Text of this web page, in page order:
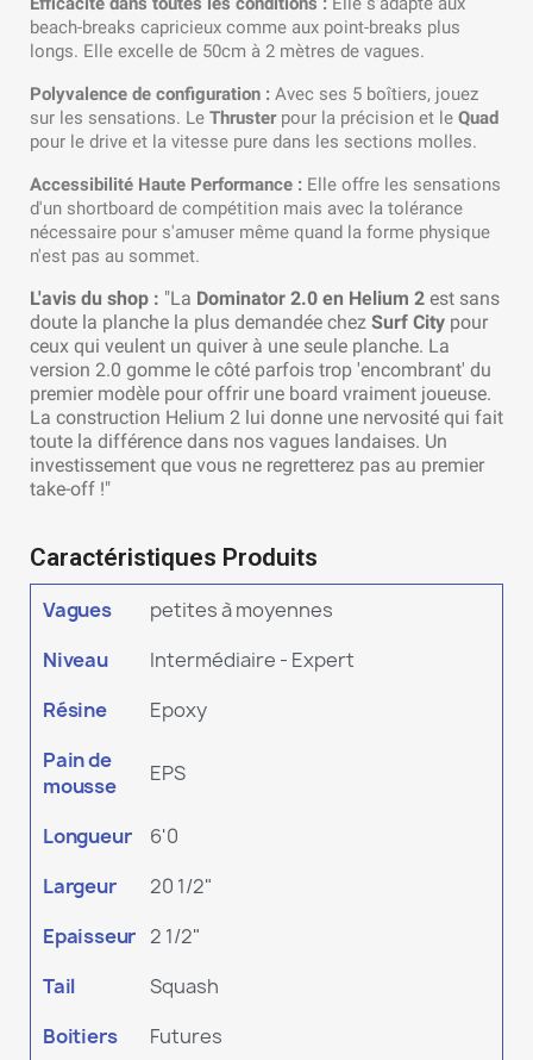
beach-breaks capricieux comme aux point-breaks plus
longs. Elle excelle de 50cm à 2 mètres de vagues.
Polyvalence de configuration : Avec ses 5 boîtiers, jouez
sur les sensations. Le Thrusterpour la précision et le Quad
pour le drive et la vitesse pure dans les sections molles.
Accessibilité Haute Performance : Elle offre les sensations
d'un shortboard de compétition mais avec la tolérance
nécessaire pour s'amuser même quand la forme physique
n'est pas au sommet.
L'avis du shop : "La Dominator 2.0 en Helium 2 est sans
doute la planche la plus demandée chez Surf City pour
ceux qui veulent un quiver à une seule planche. La
version 2.0 gomme le côté parfois trop 'encombrant' du
premier modèle pour offrir une board vraiment joueuse.
La construction Helium 2 lui donne une nervosité qui fait
toute la différence dans nos vagues landaises. Un
investissement que vous ne regretterez pas au premier
take-off !"
Caractéristiques Produits
Vagues
petites à moyennes
Niveau
Intermédiaire - Expert
Résine
Epoxy
Pain de
mousse
EPS
Longueur
6'0
Largeur
20 1/2"
Epaisseur 2 1/2"
Tail
Squash
Boitiers
Futures